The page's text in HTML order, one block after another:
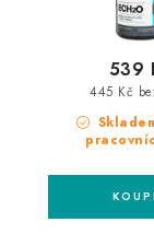
445 Kč
539